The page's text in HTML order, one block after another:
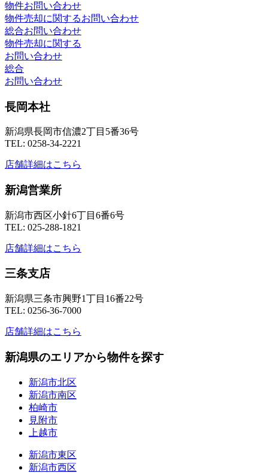
物件お問い合わせ
物件売却に関するお問い合わせ
総合お問い合わせ
物件売却に関する
お問い合わせ
総合
お問い合わせ
長岡本社
新潟県長岡市信濃2丁目5番36号
TEL: 0258-34-2221
店舗詳細はこちら
新潟営業所
新潟市西区小針6丁目6番6号
TEL: 025-288-1821
店舗詳細はこちら
三条支店
新潟県三条市興野1丁目16番22号
TEL: 0256-36-7000
店舗詳細はこちら
新潟県のエリアから物件を探す
新潟市北区
新潟市南区
柏崎市
見附市
上越市
新潟市東区
新潟市西区